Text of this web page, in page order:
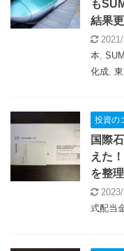
も
結果更
本,
化成,
投資の
国際
えた
を整理
式配当